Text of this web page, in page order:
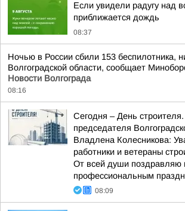
Если увидели радугу над
приближается дождь
08:37
Ночью в России сбили 153 беспилотника,
Волгоградской области, сообщает
Новости Волгограда
08:16
Сегодня – День
председателя
Владлена Колесникова:
работники и ветераны
От всей души поздравляю
профессиональным
08:09